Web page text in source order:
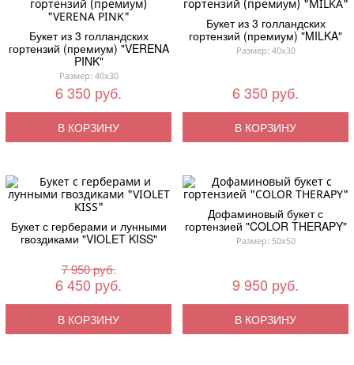
Букет из 3 голландских
гортензий (премиум) "VERENA
PINK"
Размер: 40x30
6 350 руб.
В КОРЗИНУ
Букет из 3 голландских
гортензий (премиум) "MILKA"
Размер: 40x30
6 350 руб.
В КОРЗИНУ
Букет с герберами и лунными
гвоздиками "VIOLET KISS"
7 950 руб.
6 450 руб.
В КОРЗИНУ
Дофаминовый букет с
гортензией "COLOR THERAPY"
Размер: 50x50
9 950 руб.
В КОРЗИНУ